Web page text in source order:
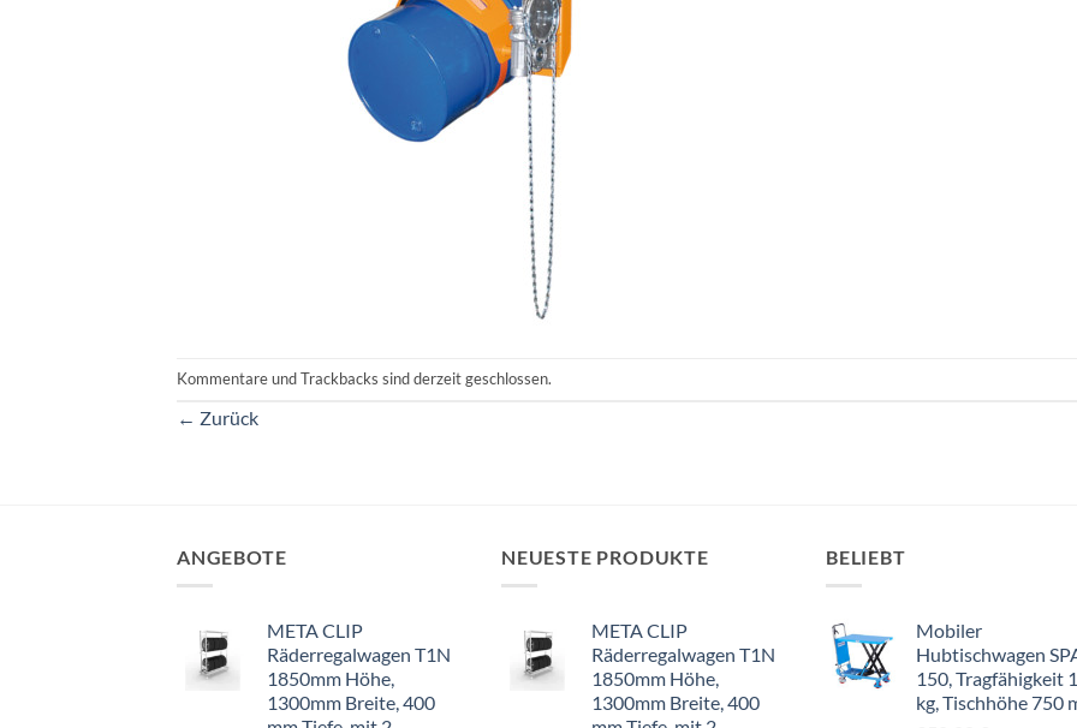
Kommentare und Trackbacks sind derzeit geschlossen.
← Zurück
ANGEBOTE
META CLIP
Räderregalwagen T1N
1850mm Höhe,
1300mm Breite, 400
NEUESTE PRODUKTE
META CLIP
Räderregalwagen T1N
1850mm Höhe,
1300mm Breite, 400
BELIEBT
Mobiler
Hubtischwagen
150, Tragfähigkeit
kg, Tischhöhe 750